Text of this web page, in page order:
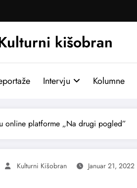
kišobran
Intervju Kolumne
online platforme „Na drugi pogled”
Kulturni Kišobran Januar 21, 2022